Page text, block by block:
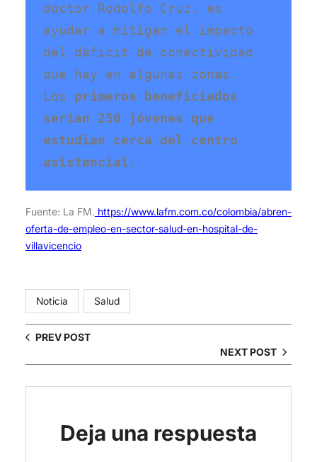
doctor Rodolfo Cruz, es
ayudar a mitigar el impacto
del déficit de conectividad
que hay en algunas zonas.
Los primeros beneficiados
serían 250 jóvenes que
estudian cerca del centro
asistencial.
Fuente: La FM. https://www.lafm.com.co/colombia/abren-
oferta-de-empleo-en-sector-salud-en-hospital-de-
villavicencio
Noticia Salud
PREV POST
NEXT POST
Deja una respuesta